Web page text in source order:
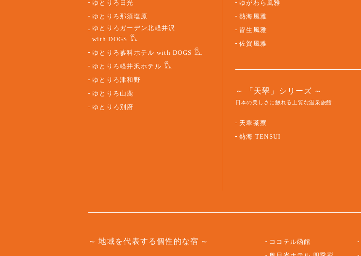
ゆとりろ日光
ゆとりろ那須塩原
ゆとりろガーデン北軽井沢
with DOGS
ゆとりろ蓼科ホテル with DOGS
ゆとりろ軽井沢ホテル
ゆとりろ津和野
ゆとりろ山鹿
ゆとりろ別府
ゆがわら風雅
熱海風雅
皆生風雅
佐賀風雅
「天翠」シリーズ
日本の美しさに触れる上質な温泉旅館
天翠茶寮
熱海 TENSUI
地域を代表する個性的な宿
ココテル函館